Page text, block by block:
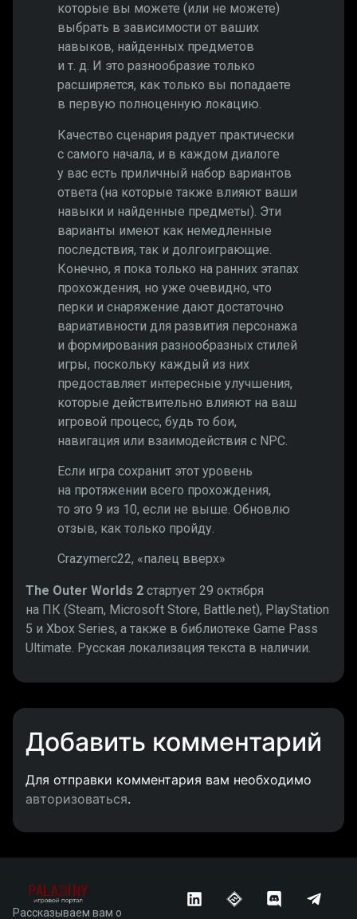
которые вы можете (или не можете)
выбрать в зависимости от ваших
навыков, найденных предметов
и т. д. И это разнообразие только
расширяется, как только вы попадаете
в первую полноценную локацию.
Качество сценария радует практически
с самого начала, и в каждом диалоге
у вас есть приличный набор вариантов
ответа (на которые также влияют ваши
навыки и найденные предметы). Эти
варианты имеют как немедленные
последствия, так и долгоиграющие.
Конечно, я пока только на ранних этапах
прохождения, но уже очевидно, что
перки и снаряжение дают достаточно
вариативности для развития персонажа
и формирования разнообразных стилей
игры, поскольку каждый из них
предоставляет интересные улучшения,
которые действительно влияют на ваш
игровой процесс, будь то бои,
навигация или взаимодействия с NPC.
Если игра сохранит этот уровень
на протяжении всего прохождения,
то это 9 из 10, если не выше. Обновлю
отзыв, как только пройду.
Crazymerc22, «палец вверх»
The Outer Worlds 2 стартует 29 октября
на ПК (Steam, Microsoft Store, Battle.net), PlayStation
5 и Xbox Series, а также в библиотеке Game Pass
Ultimate. Русская локализация текста в наличии.
Добавить комментарий
Для отправки комментария вам необходимо
авторизоваться.
Рассказываем вам о